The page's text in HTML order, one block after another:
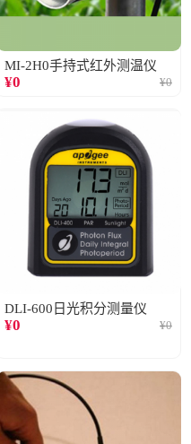
MI-2H0手持式红外测温仪
¥0 ¥0
DLI-600日光积分测量仪
¥0 ¥0